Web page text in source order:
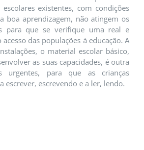
existentes, com condições
boa aprendizagem, não atingem os
para que se verifique uma real e
das populações à educação. A
o material escolar básico,
as suas capacidades, é outra
urgentes, para que as crianças
escrever, escrevendo e a ler, lendo.